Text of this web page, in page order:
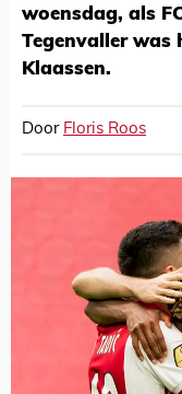
woensdag, als
Tegenvaller was
Klaassen.
Door Floris Roos